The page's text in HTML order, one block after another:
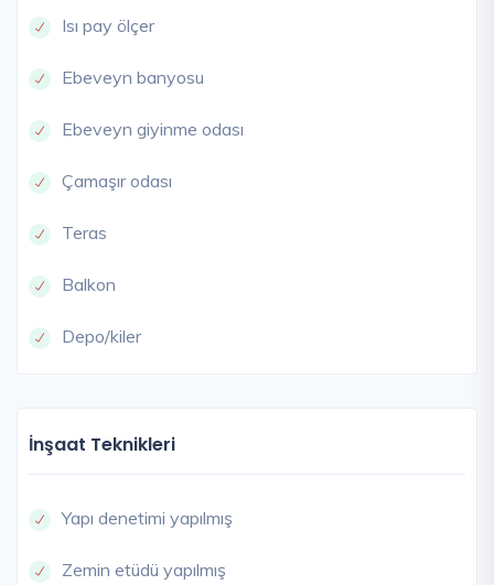
Isı pay ölçer
Ebeveyn banyosu
Ebeveyn giyinme odası
Çamaşır odası
Teras
Balkon
Depo/kiler
İnşaat Teknikleri
Yapı denetimi yapılmış
Zemin etüdü yapılmış